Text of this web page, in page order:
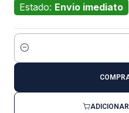
Estado: Envio imediato
Quantidade